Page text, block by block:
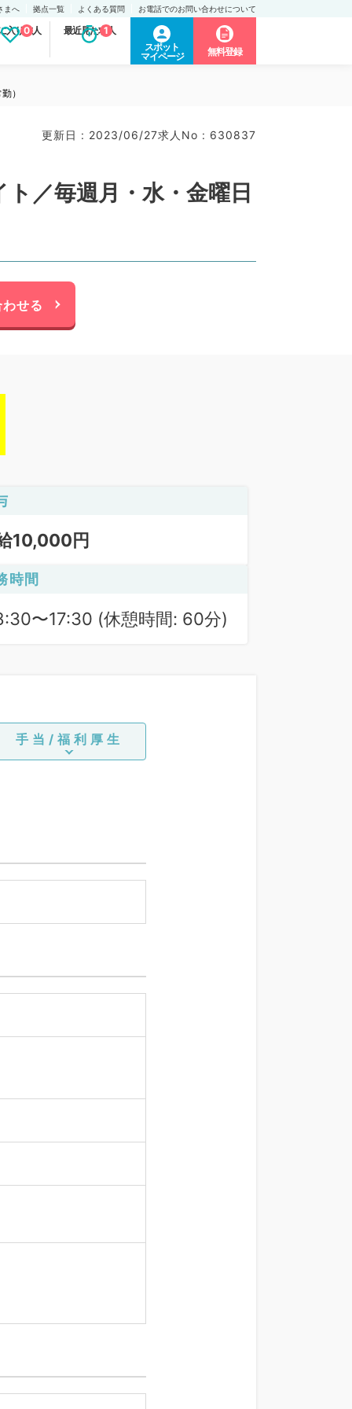
まへ 拠点一覧 よくある質問 お電話でのお問い合わせについて
入り求人
0 最近見た求人
1
スポット
マイページ
無料登録
）
更新日 : 2023/06/27求人No : 630837
／毎週月・水・金曜日
せる
10,000円
時間
〜17:30 (休憩時間: 60分)
手当/福利厚生